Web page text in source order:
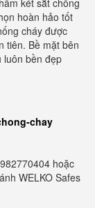
két sắt chống
hoàn hảo tốt
cháy được
tiên. Bề mặt bên
luôn bền đẹp
chay
hoặc
WELKO Safes